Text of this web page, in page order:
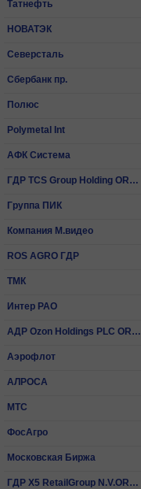
Татнефть
НОВАТЭК
Северсталь
Сбербанк пр.
Полюс
Polymetal Int
АФК Система
ГДР TCS Group Holding ORD SHS
Группа ПИК
Компания М.видео
ROS AGRO ГДР
ТМК
Интер РАО
АДР Ozon Holdings PLC ORD SHS
Аэрофлот
АЛРОСА
МТС
ФосАгро
Московская Биржа
ГДР X5 RetailGroup N.V.ORD SHS